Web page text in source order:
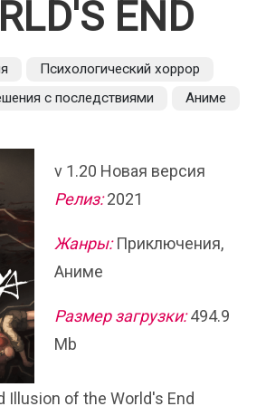
END
Психологический хоррор
с последствиями Аниме
v 1.20 Новая версия
Релиз:2021
Жанры:Приключения,
Аниме
Размер загрузки:494.9
Mb
Illusion of the World's End